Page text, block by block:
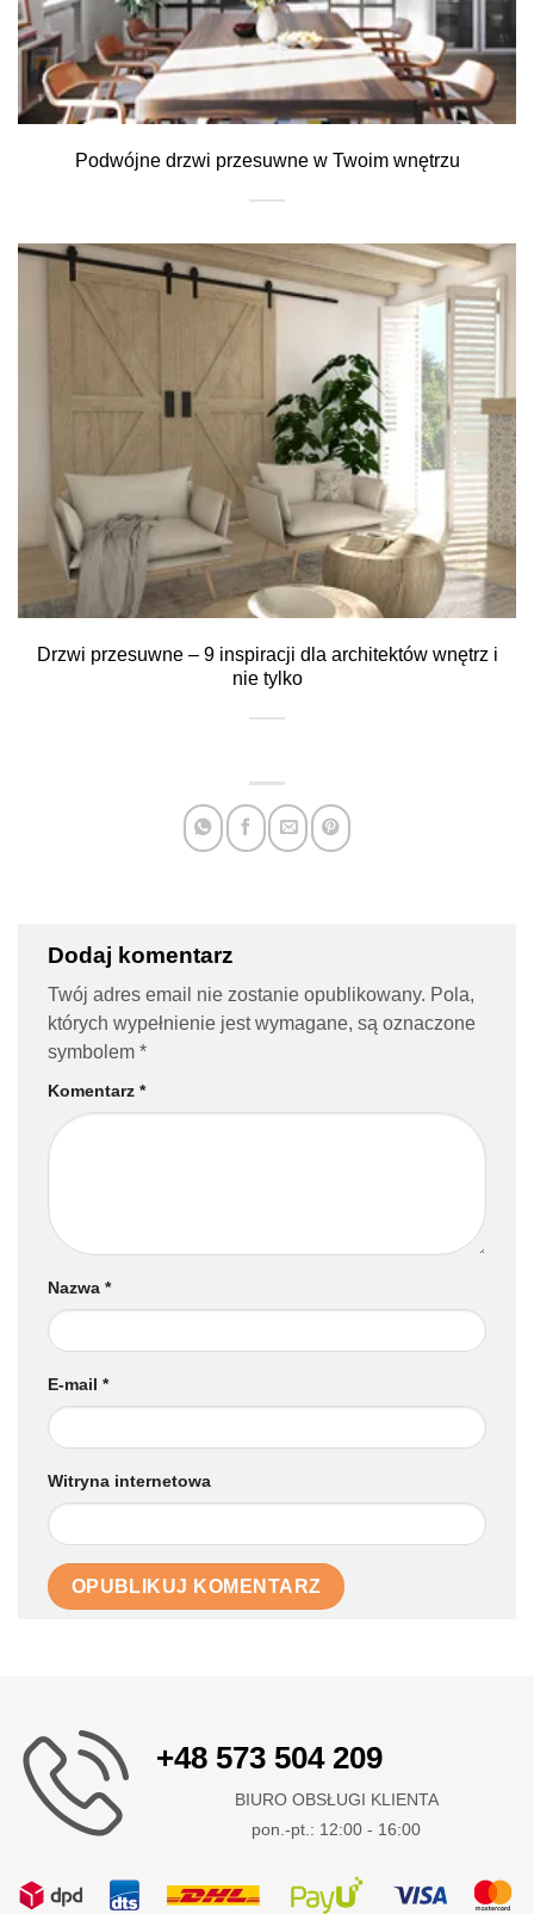
Podwójne drzwi przesuwne w Twoim wnętrzu
Drzwi przesuwne – 9 inspiracji dla architektów wnętrz i
nie tylko
Dodaj komentarz
Twój adres email nie zostanie opublikowany. Pola,
których wypełnienie jest wymagane, są oznaczone
symbolem *
Komentarz *
Nazwa *
E-mail *
Witryna internetowa
+48 573 504 209
BIURO OBSŁUGI KLIENTA
pon.-pt.: 12:00 - 16:00